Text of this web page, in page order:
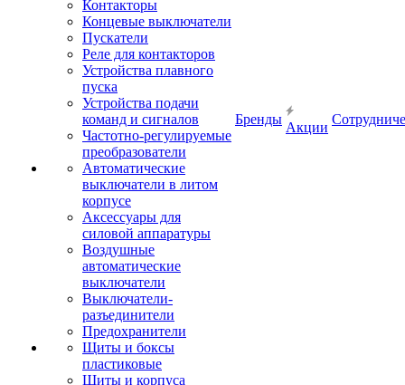
Контакторы
Концевые выключатели
Пускатели
Реле для контакторов
Устройства плавного
пуска
Устройства подачи
команд и сигналов
Частотно-регулируемые
преобразователи
Автоматические
выключатели в литом
корпусе
Аксессуары для
силовой аппаратуры
Воздушные
автоматические
выключатели
Выключатели-
разъединители
Предохранители
Щиты и боксы
пластиковые
Щиты и корпуса
Бренды
Акции